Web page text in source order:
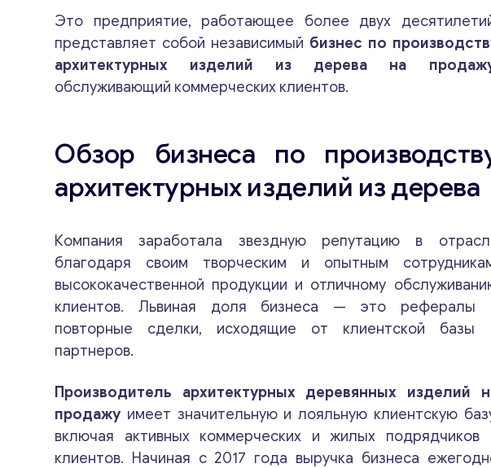
Отправьте
Email*
Это предприятие, работающее более двух
представляет собой независимый бизнес по
архитектурных изделий из дерева на
обслуживающий коммерческих клиентов.
Обзор бизнеса по
архитектурных изделий из дерева
Компания заработала звездную репутацию в
благодаря своим творческим и опытным
высококачественной продукции и отличному
клиентов. Львиная доля бизнеса — это рефералы
повторные сделки, исходящие от клиентской базы
партнеров.
Производитель архитектурных деревянных изделий
продажу имеет значительную и лояльную клиентскую
включая активных коммерческих и жилых подрядчиков
клиентов. Начиная с 2017 года выручка бизнеса